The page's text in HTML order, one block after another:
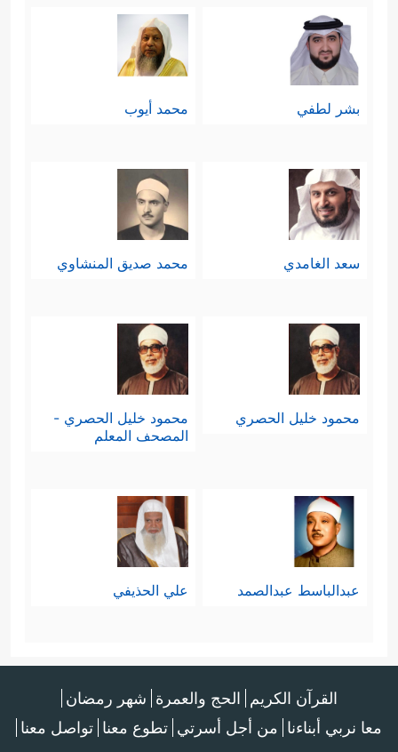
بشر لطفي محمد أيوب
سعد الغامدي محمد صديق المنشاوي
محمود خليل الحصري
محمود خليل الحصري -
المصحف المعلم
عبدالباسط عبدالصمد علي الحذيفي
القرآن الكريم الحج والعمرة شهر رمضان
معا نربي أبناءنا من أجل أسرتي تطوع معنا تواصل معنا